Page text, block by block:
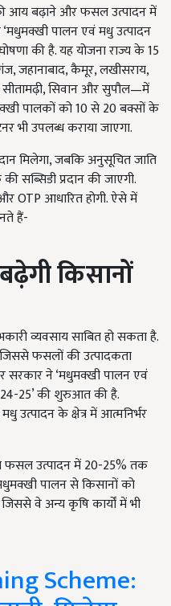
आय बढ़ाने और फसल उत्पादन में
पालन एवं मधु उत्पादन
की है. यह योजना राज्य के 15
जहानाबाद, कैमूर, लखीसराय,
सीतामढ़ी, सिवान और सुपौल—में
पालकों को 10 से 20 बक्सों के
भी उपलब्ध कराया जाएगा.
मिलेगा, जबकि अनुसूचित जाति
सब्सिडी प्रदान की जाएगी.
OTP आधारित होगी. ऐसे में
हैं-
किसानों
व्यवसाय साबित हो सकता है.
फसलों की उत्पादकता
सरकार ने ‘मधुमक्खी पालन एवं
25’ की शुरुआत की है.
उत्पादन के क्षेत्र में आत्मनिर्भर
फसल उत्पादन में 20-25% तक
पालन से किसानों को
जिससे वे अन्य कृषि कार्यों में भी
Scheme: